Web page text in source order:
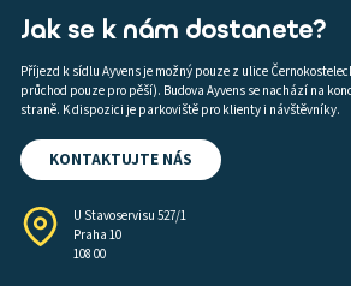
Jak se k nám dostanete?
Příjezd k sídlu Ayvens je možný pouze z ulice
průchod pouze pro pěší). Budova Ayvens se nachází na
straně. K dispozici je parkoviště pro klienty i návštěvníky.
KONTAKTUJTE NÁS
U Stavoservisu 527/1
Praha 10
108 00